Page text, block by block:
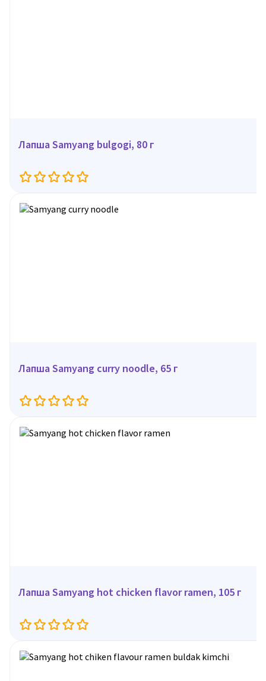
Лапша Samyang bulgogi, 80 г
Лапша Samyang curry noodle, 65 г
Лапша Samyang hot chicken flavor ramen, 105 г